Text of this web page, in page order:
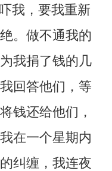
我，要我重新
。做不通我的
我捐了钱的几
回答他们，等
钱还给他们，
在一个星期内
纠缠，我连夜